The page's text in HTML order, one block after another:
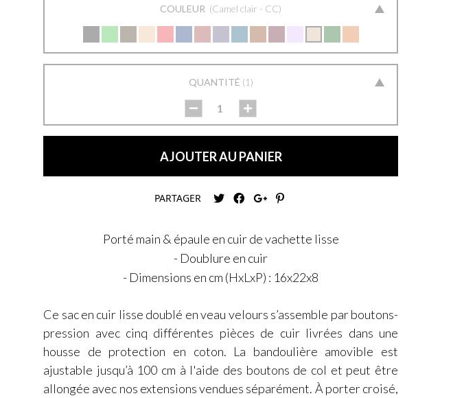
COULEUR Camel clair - CC
QUANTITÉ 1
AJOUTER AU PANIER
PARTAGER
Porté main & épaule en cuir de vachette lisse
- Doublure en cuir
- Dimensions en cm (HxLxP) : 16x22x8
Ce sac en cuir lisse doublé en veau velours s’assemble par boutons-
pression avec cinq différentes pièces de cuir livrées dans une
housse de protection en coton. La bandoulière amovible est
ajustable jusqu’à 100 cm à l'aide des boutons de col et peut être
allongée avec nos extensions vendues séparément. À porter croisé,